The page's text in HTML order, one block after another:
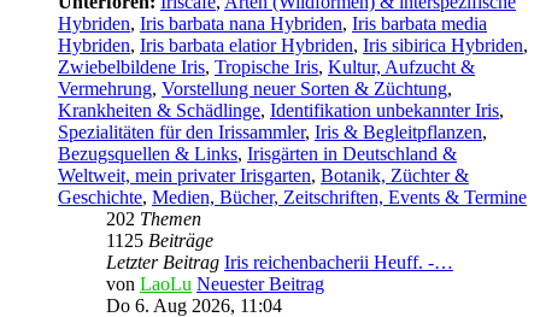
Hybriden, Iris barbata nana Hybriden, Iris barbata media
Hybriden, Iris barbata elatior Hybriden, Iris sibirica Hybriden,
Zwiebelbildene Iris, Tropische Iris, Kultur, Aufzucht &
Vermehrung, Vorstellung neuer Sorten & Züchtung,
Krankheiten & Schädlinge, Identifikation unbekannter Iris,
Spezialitäten für den Irissammler, Iris & Begleitpflanzen,
Bezugsquellen & Links, Irisgärten in Deutschland &
Weltweit, mein privater Irisgarten, Botanik, Züchter &
Geschichte, Medien, Bücher, Zeitschriften, Events & Termine
202 Themen
1125 Beiträge
Letzter Beitrag Iris reichenbacherii Heuff. -…
von LaoLu Neuester Beitrag
Do 6. Aug 2026, 11:04